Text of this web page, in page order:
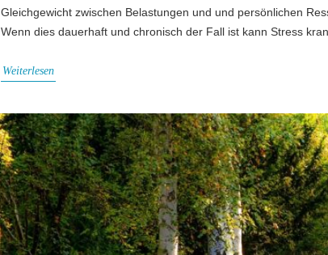
Gleichgewicht zwischen Belastungen und und persönlichen
Wenn dies dauerhaft und chronisch der Fall ist kann Stress
Weiterlesen